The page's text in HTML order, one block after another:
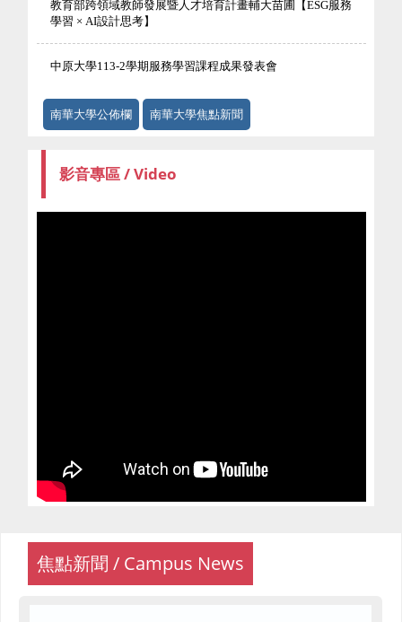
教育部跨領域教師發展暨人才培育計畫輔大苗圃【ESG服務
學習 × AI設計思考】
中原大學113-2學期服務學習課程成果發表會
南華大學公佈欄 南華大學焦點新聞
影音專區 / Video
焦點新聞 / Campus News